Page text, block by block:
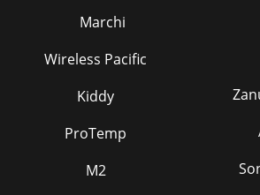
Marchi
Wireless Pacific
Kiddy
ProTemp
M2